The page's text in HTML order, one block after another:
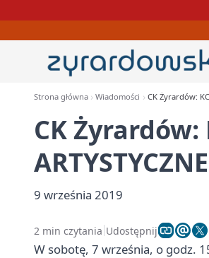
Strona główna Wiadomości CK Żyrardów:
CK Żyrardów:
9 września 2019
2 min czytania Udostępnij
W sobotę, 7 września, o godz.